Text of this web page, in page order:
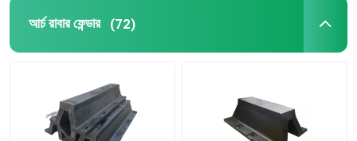
আর্চ রাবার ফেন্ডার (72)